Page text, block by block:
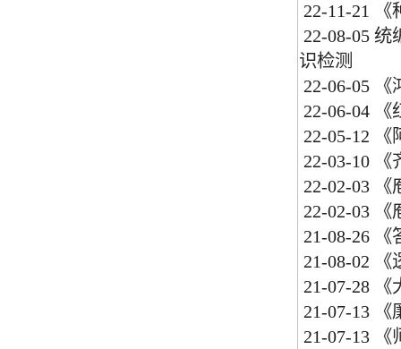
22-11-21
22-08-05 统
识检测
22-06-05
22-06-04
22-05-12
22-03-10
22-02-03
22-02-03
21-08-26
21-08-02
21-07-28
21-07-13
21-07-13